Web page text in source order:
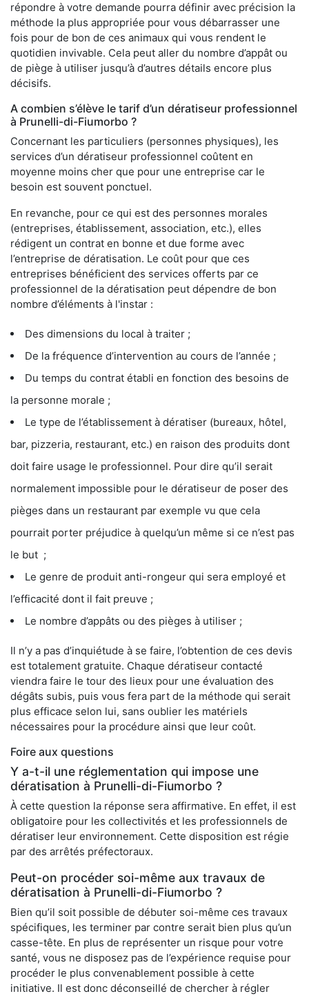
répondre à votre demande pourra définir avec précision la
méthode la plus appropriée pour vous débarrasser une
fois pour de bon de ces animaux qui vous rendent le
quotidien invivable. Cela peut aller du nombre d’appât ou
de piège à utiliser jusqu’à d’autres détails encore plus
décisifs.
A combien s’élève le tarif d’un dératiseur professionnel
à Prunelli-di-Fiumorbo ?
Concernant les particuliers (personnes physiques), les
services d’un dératiseur professionnel coûtent en
moyenne moins cher que pour une entreprise car le
besoin est souvent ponctuel.
En revanche, pour ce qui est des personnes morales
(entreprises, établissement, association, etc.), elles
rédigent un contrat en bonne et due forme avec
l’entreprise de dératisation. Le coût pour que ces
entreprises bénéficient des services offerts par ce
professionnel de la dératisation peut dépendre de bon
nombre d’éléments à l'instar :
Des dimensions du local à traiter ;
De la fréquence d’intervention au cours de l’année ;
Du temps du contrat établi en fonction des besoins de
la personne morale ;
Le type de l’établissement à dératiser (bureaux, hôtel,
bar, pizzeria, restaurant, etc.) en raison des produits dont
doit faire usage le professionnel. Pour dire qu’il serait
normalement impossible pour le dératiseur de poser des
pièges dans un restaurant par exemple vu que cela
pourrait porter préjudice à quelqu’un même si ce n’est pas
le but ;
Le genre de produit anti-rongeur qui sera employé et
l’efficacité dont il fait preuve ;
Le nombre d’appâts ou des pièges à utiliser ;
Il n’y a pas d’inquiétude à se faire, l’obtention de ces devis
est totalement gratuite. Chaque dératiseur contacté
viendra faire le tour des lieux pour une évaluation des
dégâts subis, puis vous fera part de la méthode qui serait
plus efficace selon lui, sans oublier les matériels
nécessaires pour la procédure ainsi que leur coût.
Foire aux questions
Y a-t-il une réglementation qui impose une
dératisation à Prunelli-di-Fiumorbo ?
À cette question la réponse sera affirmative. En effet, il est
obligatoire pour les collectivités et les professionnels de
dératiser leur environnement. Cette disposition est régie
par des arrêtés préfectoraux.
Peut-on procéder soi-même aux travaux de
dératisation à Prunelli-di-Fiumorbo ?
Bien qu’il soit possible de débuter soi-même ces travaux
spécifiques, les terminer par contre serait bien plus qu’un
casse-tête. En plus de représenter un risque pour votre
santé, vous ne disposez pas de l’expérience requise pour
procéder le plus convenablement possible à cette
initiative. Il est donc déconseillé de chercher à régler